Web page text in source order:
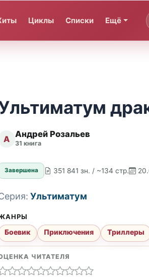
Циклы Списки Ещё
А Андрей Розальев
31 книга
Завершена 351 841 зн. / ~134 стр.
Ультиматум
Боевик Приключения Триллеры
ЧИТАТЕЛЯ